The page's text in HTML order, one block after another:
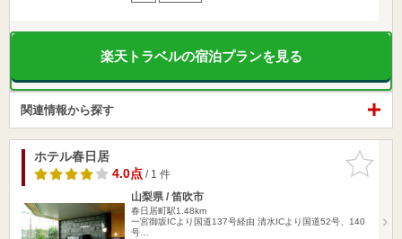
楽天トラベルの宿泊プランを見る
関連情報から探す
お気に入
りに追加
ホテル春日居
4.0点/ 1 件
山梨県 / 笛吹市
春日居町駅1.48km
一宮御坂ICより国道137号経由 清水ICより国道52号、140
号…